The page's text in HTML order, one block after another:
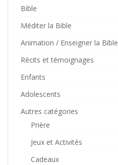
Bible
Méditer la Bible
Animation / Enseigner la Bible
Récits et témoignages
Enfants
Adolescents
Autres catégories
Prière
Jeux et Activités
Cadeaux